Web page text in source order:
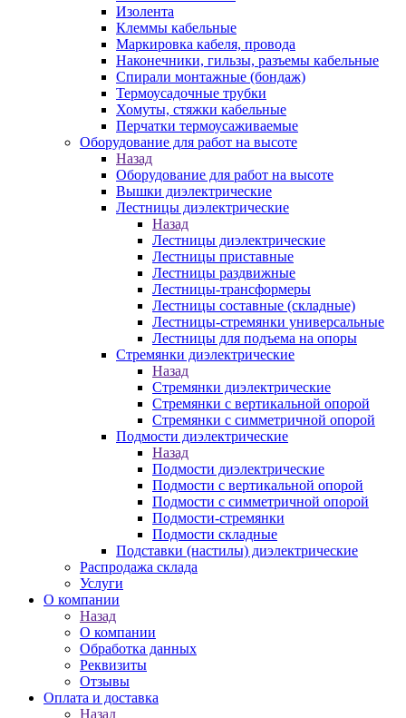
Изолента
Клеммы кабельные
Маркировка кабеля, провода
Наконечники, гильзы, разъемы кабельные
Спирали монтажные (бондаж)
Термоусадочные трубки
Хомуты, стяжки кабельные
Перчатки термоусаживаемые
Оборудование для работ на высоте
Назад
Оборудование для работ на высоте
Вышки диэлектрические
Лестницы диэлектрические
Назад
Лестницы диэлектрические
Лестницы приставные
Лестницы раздвижные
Лестницы-трансформеры
Лестницы составные (складные)
Лестницы-стремянки универсальные
Лестницы для подъема на опоры
Стремянки диэлектрические
Назад
Стремянки диэлектрические
Стремянки с вертикальной опорой
Стремянки с симметричной опорой
Подмости диэлектрические
Назад
Подмости диэлектрические
Подмости с вертикальной опорой
Подмости с симметричной опорой
Подмости-стремянки
Подмости складные
Подставки (настилы) диэлектрические
Распродажа склада
Услуги
О компании
Назад
О компании
Обработка данных
Реквизиты
Отзывы
Оплата и доставка
Назад